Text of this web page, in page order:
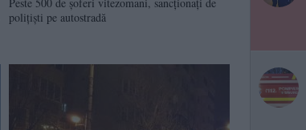
polițiști pe autostradă